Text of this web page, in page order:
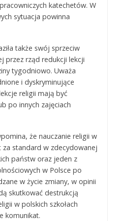
katechetów. W
sytuacja powinna
także swój sprzeciw
przez rząd redukcji lekcji
tygodniowo. Uważa
i dyskryminujące
religii mają być
po innych zajęciach
że nauczanie religii w
za standard w zdecydowanej
państw oraz jeden z
w Polsce po
w życie zmiany, w opinii
skutkować destrukcją
w polskich szkołach
komunikat.